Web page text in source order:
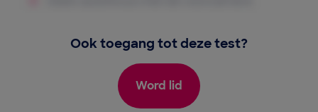
Ook toegang tot deze test?
Word lid